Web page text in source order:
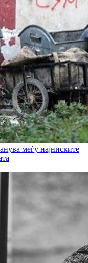
меѓу најниските